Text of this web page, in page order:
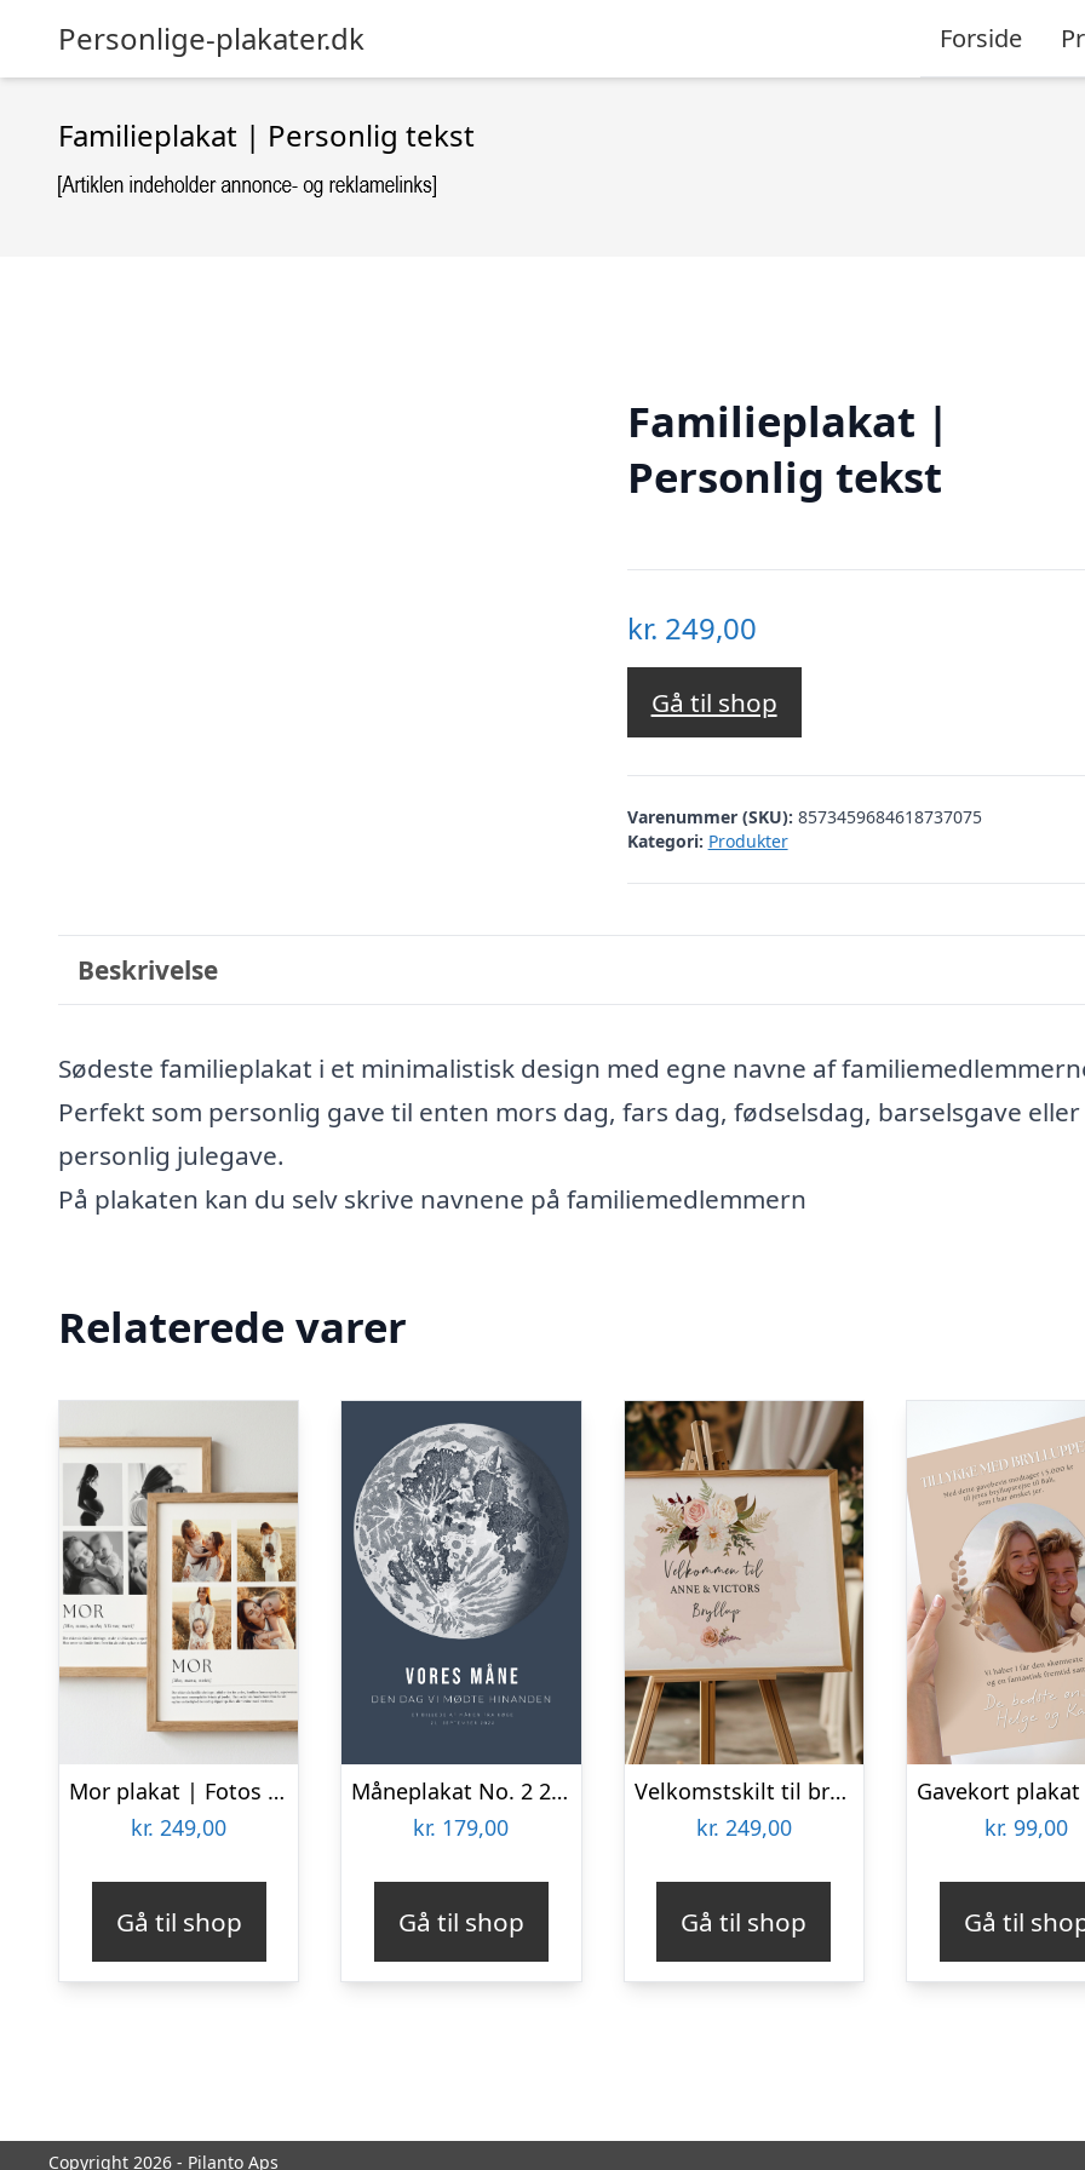
Personlige-plakater.dk Forside
Familieplakat | Personlig tekst
Familieplakat |
Personlig tekst
kr. 249,00
Gå til shop
Varenummer (SKU): 8573459684618737075
Kategori: Produkter
Beskrivelse
Sødeste familieplakat i et minimalistisk design med egne navne af
Perfekt som personlig gave til enten mors dag, fars dag, fødselsdag, barselsgave eller
personlig julegave.
På plakaten kan du selv skrive navnene på familiemedlemmern
Relaterede varer
Mor plakat | Fotos | personlig tekst
kr. 249,00
Gå til shop
Måneplakat No. 2 21×30 cm (A4) / Ingen ramme
kr. 179,00
Gå til shop
Velkomstskilt til bryllup
kr. 249,00
Gå til shop
kr. 99,00
Gå til
Copyright 2026 - Pilanto Aps